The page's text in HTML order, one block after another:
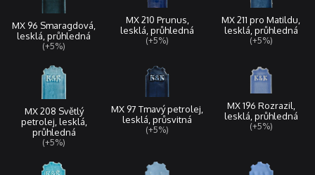
MX 96 Smaragdová,
lesklá, průhledná
(+5%)
MX 210 Prunus,
lesklá, průhledná
(+5%)
MX 211 pro Matildu,
lesklá, průhledná
(+5%)
MX 208 Světlý
petrolej, lesklá,
průhledná
(+5%)
MX 97 Tmavý petrolej,
lesklá, průsvitná
(+5%)
MX 196 Rozrazil,
lesklá, průhledná
(+5%)